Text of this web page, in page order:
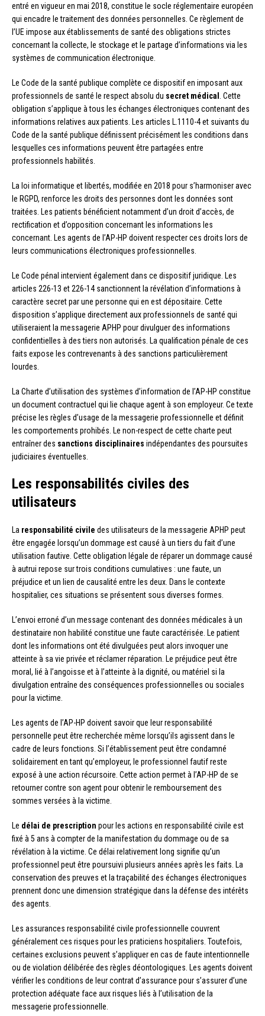
entré en vigueur en mai 2018, constitue le socle réglementaire européen
qui encadre le traitement des données personnelles. Ce règlement de
l’UE impose aux établissements de santé des obligations strictes
concernant la collecte, le stockage et le partage d’informations via les
systèmes de communication électronique.
Le Code de la santé publique complète ce dispositif en imposant aux
professionnels de santé le respect absolu du secret médical
. Cette
obligation s’applique à tous les échanges électroniques contenant des
informations relatives aux patients. Les articles L.1110-4 et suivants du
Code de la santé publique définissent précisément les conditions dans
lesquelles ces informations peuvent être partagées entre
professionnels habilités.
La loi informatique et libertés, modifiée en 2018 pour s’harmoniser avec
le RGPD, renforce les droits des personnes dont les données sont
traitées. Les patients bénéficient notamment d’un droit d’accès, de
rectification et d’opposition concernant les informations les
concernant. Les agents de l’AP-HP doivent respecter ces droits lors de
leurs communications électroniques professionnelles.
Le Code pénal intervient également dans ce dispositif juridique. Les
articles 226-13 et 226-14 sanctionnent la révélation d’informations à
caractère secret par une personne qui en est dépositaire. Cette
disposition s’applique directement aux professionnels de santé qui
utiliseraient la messagerie APHP pour divulguer des informations
confidentielles à des tiers non autorisés. La qualification pénale de ces
faits expose les contrevenants à des sanctions particulièrement
lourdes.
La Charte d’utilisation des systèmes d’information de l’AP-HP constitue
un document contractuel qui lie chaque agent à son employeur. Ce texte
précise les règles d’usage de la messagerie professionnelle et définit
les comportements prohibés. Le non-respect de cette charte peut
entraîner des sanctions disciplinaires indépendantes des poursuites
judiciaires éventuelles.
Les responsabilités civiles des
utilisateurs
La responsabilité civile des utilisateurs de la messagerie APHP peut
être engagée lorsqu’un dommage est causé à un tiers du fait d’une
utilisation fautive. Cette obligation légale de réparer un dommage causé
à autrui repose sur trois conditions cumulatives : une faute, un
préjudice et un lien de causalité entre les deux. Dans le contexte
hospitalier, ces situations se présentent sous diverses formes.
L’envoi erroné d’un message contenant des données médicales à un
destinataire non habilité constitue une faute caractérisée. Le patient
dont les informations ont été divulguées peut alors invoquer une
atteinte à sa vie privée et réclamer réparation. Le préjudice peut être
moral, lié à l’angoisse et à l’atteinte à la dignité, ou matériel si la
divulgation entraîne des conséquences professionnelles ou sociales
pour la victime.
Les agents de l’AP-HP doivent savoir que leur responsabilité
personnelle peut être recherchée même lorsqu’ils agissent dans le
cadre de leurs fonctions. Si l’établissement peut être condamné
solidairement en tant qu’employeur, le professionnel fautif reste
exposé à une action récursoire. Cette action permet à l’AP-HP de se
retourner contre son agent pour obtenir le remboursement des
sommes versées à la victime.
Le délai de prescription pour les actions en responsabilité civile est
fixé à 5 ans à compter de la manifestation du dommage ou de sa
révélation à la victime. Ce délai relativement long signifie qu’un
professionnel peut être poursuivi plusieurs années après les faits. La
conservation des preuves et la traçabilité des échanges électroniques
prennent donc une dimension stratégique dans la défense des intérêts
des agents.
Les assurances responsabilité civile professionnelle couvrent
généralement ces risques pour les praticiens hospitaliers. Toutefois,
certaines exclusions peuvent s’appliquer en cas de faute intentionnelle
ou de violation délibérée des règles déontologiques. Les agents doivent
vérifier les conditions de leur contrat d’assurance pour s’assurer d’une
protection adéquate face aux risques liés à l’utilisation de la
messagerie professionnelle.